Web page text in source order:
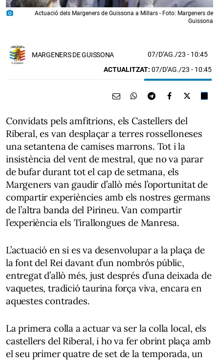
photo_camera
Actuació dels Margeners de Guissona a Millars - Foto: Margeners de
Guissona
MARGENERS DE GUISSONA 07/D’AG./23 - 10:45
ACTUALITZAT: 07/D’AG./23 - 10:45
Convidats pels amfitrions, els Castellers del
Riberal, es van desplaçar a terres rosselloneses
una setantena de camises marrons. Tot i la
insistència del vent de mestral, que no va parar
de bufar durant tot el cap de setmana, els
Margeners van gaudir d’allò més l’oportunitat de
compartir experiències amb els nostres germans
de l’altra banda del Pirineu. Van compartir
l’experiència els Tirallongues de Manresa.
L’actuació en si es va desenvolupar a la plaça de
la font del Rei davant d’un nombrós públic,
entregat d’allò més, just després d’una deixada de
vaquetes, tradició taurina força viva, encara en
aquestes contrades.
La primera colla a actuar va ser la colla local, els
castellers del Riberal, i ho va fer obrint plaça amb
el seu primer quatre de set de la temporada, un